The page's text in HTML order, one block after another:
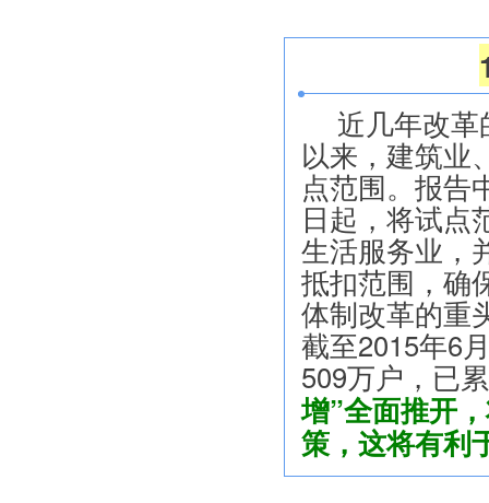
近几年改
以来，建筑业
点范围。报告
日起，将试点
生活服务业，
抵扣范围，确
体制改革的重
截至2015年6
509万户，已
增”全面推开
策，这将有利